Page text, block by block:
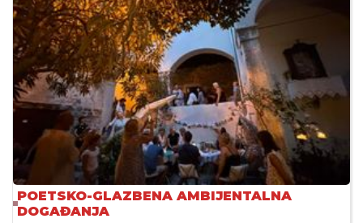
POETSKO-GLAZBENA AMBIJENTALNA
DOGAĐANJA